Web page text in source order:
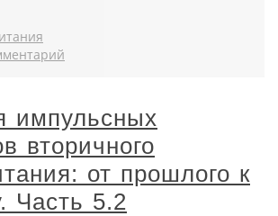
импульсных
вторичного
от прошлого к
Часть 5.2